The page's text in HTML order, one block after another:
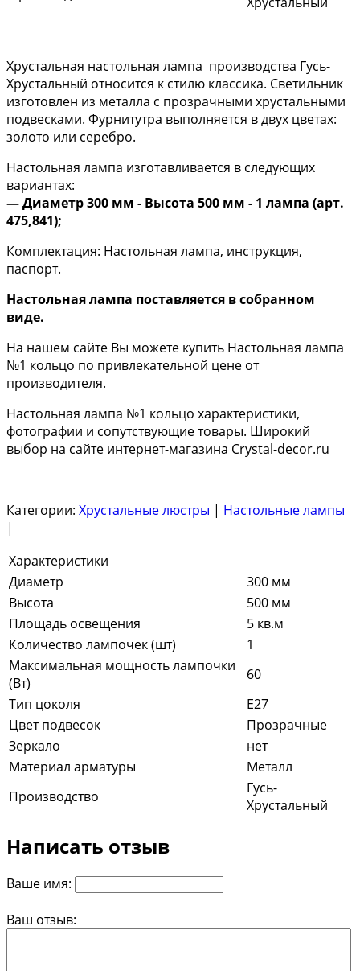
Хрустальная настольная лампа производства Гусь-
Хрустальный относится к стилю классика. Светильник
изготовлен из металла с прозрачными хрустальными
подвесками. Фурнитутра выполняется в двух цветах:
золото или серебро.
Настольная лампа изготавливается в следующих
вариантах:
— Диаметр 300 мм - Высота 500 мм - 1 лампа (арт.
475,841);
Комплектация: Настольная лампа, инструкция,
паспорт.
Настольная лампа поставляется в собранном
виде.
На нашем сайте Вы можете купить Настольная лампа
№1 кольцо по привлекательной цене от
производителя.
Настольная лампа №1 кольцо характеристики,
фотографии и сопутствующие товары. Широкий
выбор на сайте интернет-магазина Crystal-decor.ru
Категории: Хрустальные люстры | Настольные лампы
|
Характеристики
Диаметр
300 мм
Высота
500 мм
Площадь освещения
5 кв.м
Количество лампочек (шт)
1
Максимальная мощность лампочки
(Вт)
60
Тип цоколя
E27
Цвет подвесок
Прозрачные
Зеркало
нет
Материал арматуры
Металл
Производство
Гусь-
Хрустальный
Написать отзыв
Ваше имя:
Ваш отзыв: